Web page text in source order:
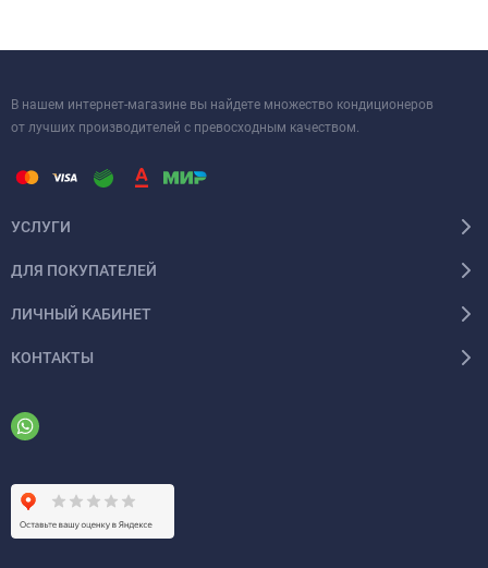
В нашем интернет-магазине вы найдете множество кондиционеров
от лучших производителей с превосходным качеством.
УСЛУГИ
ДЛЯ ПОКУПАТЕЛЕЙ
ЛИЧНЫЙ КАБИНЕТ
КОНТАКТЫ